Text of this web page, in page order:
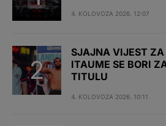
4. KOLOVOZA 2026. 12:07
SJAJNA VIJEST
ITAUME SE BORI
TITULU
4. KOLOVOZA 2026. 10:11